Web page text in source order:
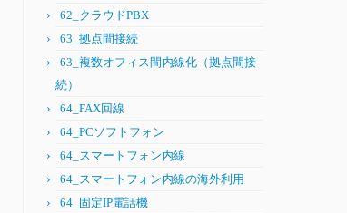
62_クラウドPBX
63_拠点間接続
63_複数オフィス間内線化（拠点間接
続）
64_FAX回線
64_PCソフトフォン
64_スマートフォン内線
64_スマートフォン内線の海外利用
64_固定IP電話機